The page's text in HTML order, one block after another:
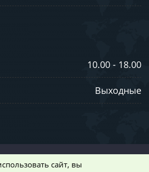
10.00 - 18.00
Выходные
и не является публичной офертой,
сайт, вы